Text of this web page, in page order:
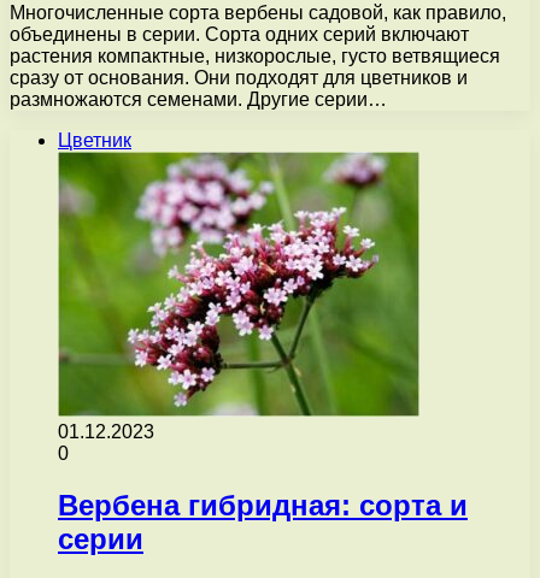
Многочисленные сорта вербены садовой, как правило,
объединены в серии. Сорта одних серий включают
растения компактные, низкорослые, густо ветвящиеся
сразу от основания. Они подходят для цветников и
размножаются семенами. Другие серии…
Цветник
01.12.2023
0
Вербена гибридная: сорта и
серии